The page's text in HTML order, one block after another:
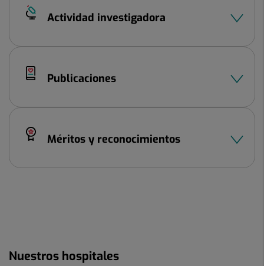
Actividad investigadora
Publicaciones
Méritos y reconocimientos
Nuestros hospitales